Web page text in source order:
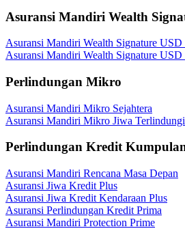
Asuransi Mandiri Wealth
Asuransi Mandiri Wealth Signature USD
Asuransi Mandiri Wealth Signature USD
Perlindungan Mikro
Asuransi Mandiri Mikro Sejahtera
Asuransi Mandiri Mikro Jiwa
Perlindungan Kredit
Asuransi Mandiri Rencana Masa Depan
Asuransi Jiwa Kredit Plus
Asuransi Jiwa Kredit Kendaraan Plus
Asuransi Perlindungan Kredit Prima
Asuransi Mandiri Protection Prime